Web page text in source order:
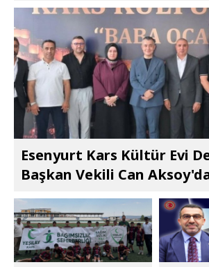
Esenyurt Kars Kültür Evi
Başkan Vekili Can